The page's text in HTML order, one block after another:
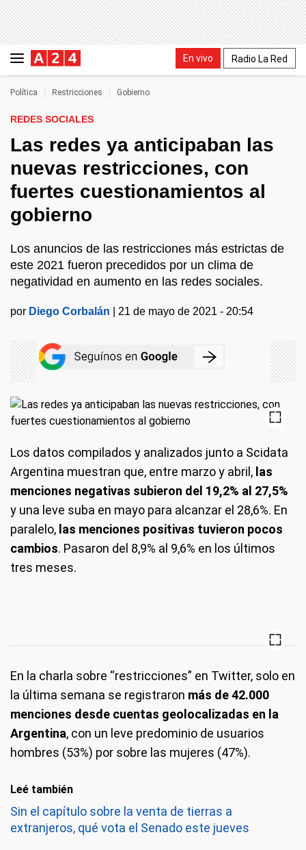
En vivo Radio La Red
Política Restricciones Gobierno
REDES SOCIALES
Las redes ya anticipaban las
nuevas restricciones, con
fuertes cuestionamientos al
gobierno
Los anuncios de las restricciones más estrictas de
este 2021 fueron precedidos por un clima de
negatividad en aumento en las redes sociales.
por Diego Corbalán 21 de mayo de 2021 - 20:54
Los datos compilados y analizados junto a Scidata
Argentina muestran que, entre marzo y abril, las
menciones negativas subieron del 19,2% al 27,5%
y una leve suba en mayo para alcanzar el 28,6%. En
paralelo, las menciones positivas tuvieron pocos
cambios. Pasaron del 8,9% al 9,6% en los últimos
tres meses.
En la charla sobre “restricciones” en Twitter, solo en
la última semana se registraron más de 42.000
menciones desde cuentas geolocalizadas en la
Argentina, con un leve predominio de usuarios
hombres (53%) por sobre las mujeres (47%).
Leé también
Sin el capítulo sobre la venta de tierras a
extranjeros, qué vota el Senado este jueves